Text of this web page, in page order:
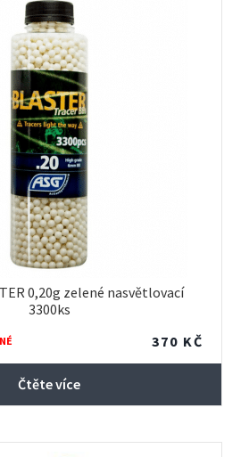
0,20g zelené nasvětlovací
3300ks
370 KČ
Čtěte více